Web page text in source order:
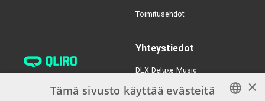
Audient iD4 MkII
Toimitusehdot
Yhteystiedot
DLX Deluxe Music
verkkokaupan asiakaspalvelu:
tilaus@dlxmusic.fi
×
Tämä sivusto käyttää evästeitä